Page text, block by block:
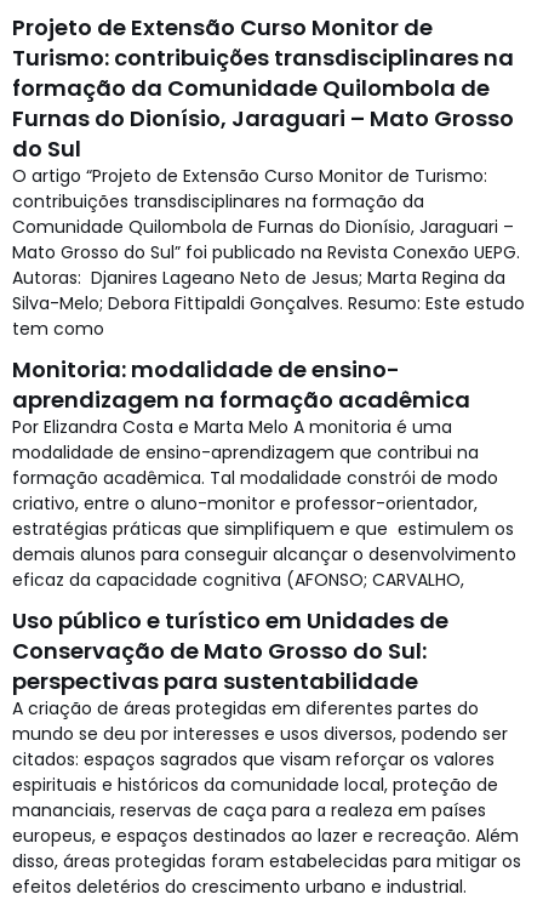
Projeto de Extensão Curso Monitor de
Turismo: contribuições transdisciplinares na
formação da Comunidade Quilombola de
Furnas do Dionísio, Jaraguari – Mato Grosso
do Sul
O artigo “Projeto de Extensão Curso Monitor de Turismo:
contribuições transdisciplinares na formação da
Comunidade Quilombola de Furnas do Dionísio, Jaraguari –
Mato Grosso do Sul” foi publicado na Revista Conexão UEPG.
Autoras: Djanires Lageano Neto de Jesus; Marta Regina da
Silva-Melo; Debora Fittipaldi Gonçalves. Resumo: Este estudo
tem como
Monitoria: modalidade de ensino-
aprendizagem na formação acadêmica
Por Elizandra Costa e Marta Melo A monitoria é uma
modalidade de ensino-aprendizagem que contribui na
formação acadêmica. Tal modalidade constrói de modo
criativo, entre o aluno-monitor e professor-orientador,
estratégias práticas que simplifiquem e que estimulem os
demais alunos para conseguir alcançar o desenvolvimento
eficaz da capacidade cognitiva (AFONSO; CARVALHO,
Uso público e turístico em Unidades de
Conservação de Mato Grosso do Sul:
perspectivas para sustentabilidade
A criação de áreas protegidas em diferentes partes do
mundo se deu por interesses e usos diversos, podendo ser
citados: espaços sagrados que visam reforçar os valores
espirituais e históricos da comunidade local, proteção de
mananciais, reservas de caça para a realeza em países
europeus, e espaços destinados ao lazer e recreação. Além
disso, áreas protegidas foram estabelecidas para mitigar os
efeitos deletérios do crescimento urbano e industrial.